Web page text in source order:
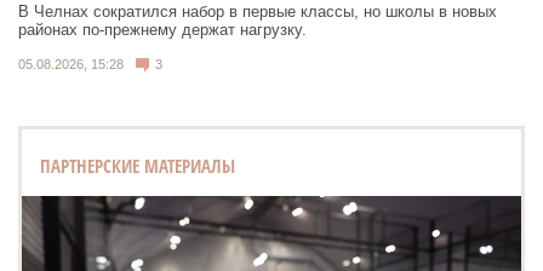
В Челнах сократился набор в первые классы, но школы в новых
районах по-прежнему держат нагрузку.
05.08.2026, 15:28 3
ПАРТНЕРСКИЕ МАТЕРИАЛЫ